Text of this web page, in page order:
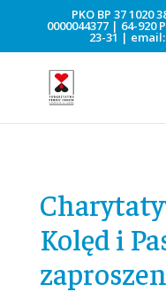
PKO BP 37 1020
0000044377 | 64-920
23-31 | email:
Kolęd i